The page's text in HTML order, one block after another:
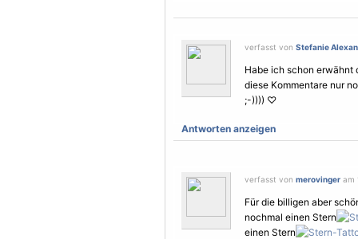
verfasst von Stefanie
Habe ich schon erwähnt
diese Kommentare nur
;-)))) ♡
Antworten anzeigen
verfasst von merovinger am
Für die billigen aber
nochmal einen Stern
einen Stern